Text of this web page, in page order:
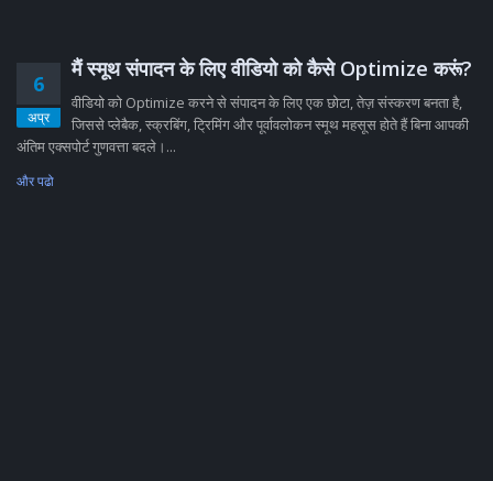
6
अप्र
मैं स्मूथ संपादन के लिए वीडियो को कैसे Optimize करूं?
वीडियो को Optimize करने से संपादन के लिए एक छोटा, तेज़ संस्करण बनता है,
जिससे प्लेबैक, स्क्रबिंग, ट्रिमिंग और पूर्वावलोकन स्मूथ महसूस होते हैं बिना आपकी
अंतिम एक्सपोर्ट गुणवत्ता बदले।...
और पढो